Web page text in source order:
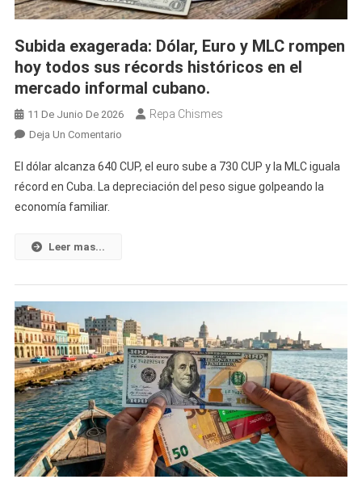
Peso
Hoy
Subida exagerada: Dólar, Euro y MLC rompen
hoy todos sus récords históricos en el
mercado informal cubano.
11 De Junio De 2026 Repa Chismes
Deja Un ComentarioEn
Exagerada:
Dólar,
Hoy
Todos
Sus
Récords
Históricos
En
El
Mercado
Informal
Cubano.
El dólar alcanza 640 CUP, el euro sube a 730 CUP y la MLC iguala
récord en Cuba. La depreciación del peso sigue golpeando la
economía familiar.
Leer mas...